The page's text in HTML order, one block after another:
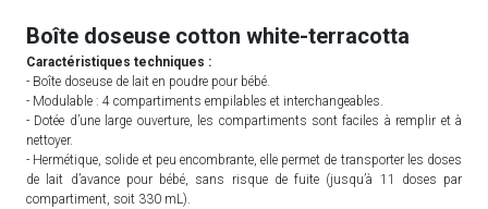
Boîte doseuse cotton white-terracotta
Caractéristiques techniques :
- Boîte doseuse de lait en poudre pour bébé.
- Modulable : 4 compartiments empilables et interchangeables.
- Dotée d’une large ouverture, les compartiments sont faciles à remplir et à
nettoyer.
- Hermétique, solide et peu encombrante, elle permet de transporter les doses
de lait d’avance pour bébé, sans risque de fuite (jusqu’à 11 doses par
compartiment, soit 330 mL).